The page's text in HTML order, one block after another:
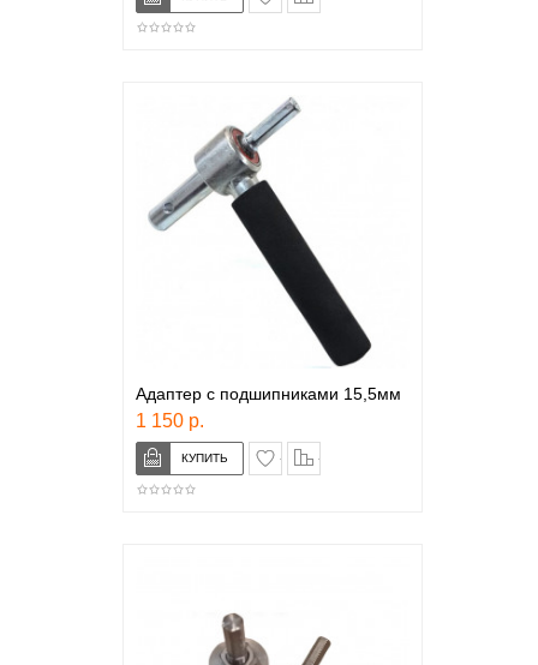
Адаптер с подшипниками 15,5мм
1 150 р.
в закладки